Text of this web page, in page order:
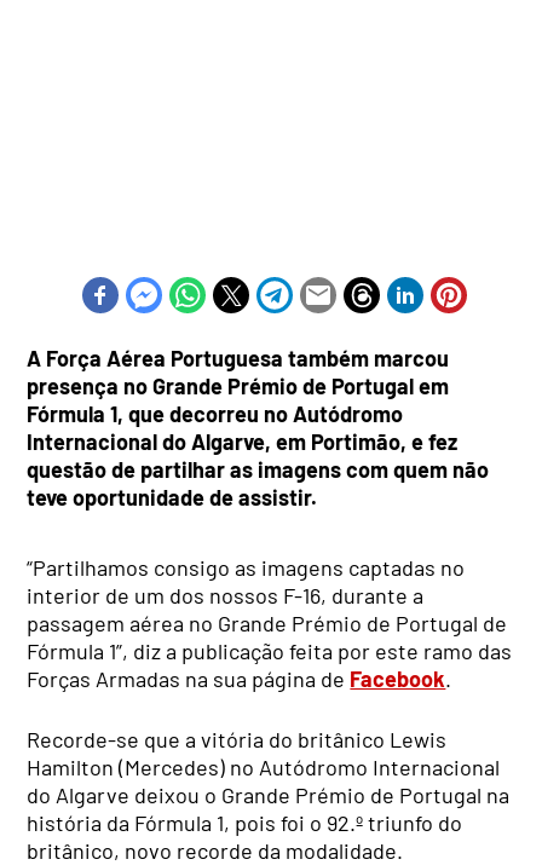
A Força Aérea Portuguesa também marcou
presença no Grande Prémio de Portugal em
Fórmula 1, que decorreu no Autódromo
Internacional do Algarve, em Portimão, e fez
questão de partilhar as imagens com quem não
teve oportunidade de assistir.
“Partilhamos consigo as imagens captadas no
interior de um dos nossos F-16, durante a
passagem aérea no Grande Prémio de Portugal de
Fórmula 1”, diz a publicação feita por este ramo das
Forças Armadas na sua página de Facebook.
Recorde-se que a vitória do britânico Lewis
Hamilton (Mercedes) no Autódromo Internacional
do Algarve deixou o Grande Prémio de Portugal na
história da Fórmula 1, pois foi o 92.º triunfo do
britânico, novo recorde da modalidade.